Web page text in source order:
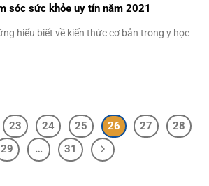
sóc sức khỏe uy tín năm 2021
hiểu biết về kiến thức cơ bản trong y học
23 24 25 26 27
28
29
… 31